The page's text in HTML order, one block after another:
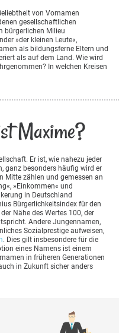
von Vornamen
gesellschaftlichen
bürgerlichen Milieu
»der kleinen Leute«,
als bildungsferne Eltern und
als auf dem Land. Wie wird
In welchen Kreisen
Maxime?
Er ist, wie nahezu jeder
ganz besonders häufig wird er
Mitte zählen und gemessen an
»Einkommen« und
in Deutschland
Bürgerlichkeitsindex für den
Nähe des Wertes 100, der
Andere Jungennamen,
Sozialprestige aufweisen,
. Dies gilt insbesondere für die
eines Namens ist einem
in früheren Generationen
in Zukunft sicher anders